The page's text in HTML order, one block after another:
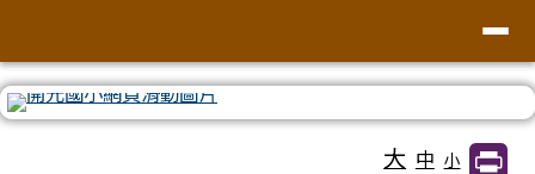
臺南市北區開元國民小學全球資訊網
大 中 小